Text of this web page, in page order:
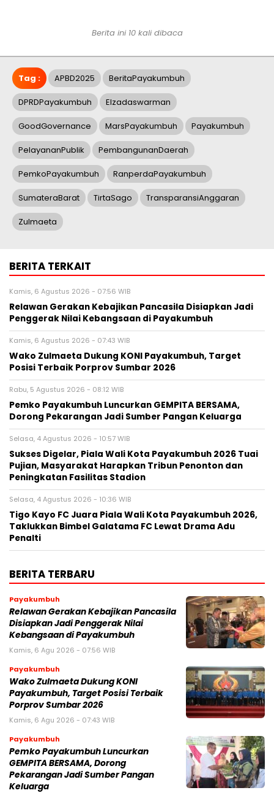
Berita ini 10 kali dibaca
Tag : APBD2025 BeritaPayakumbuh
DPRDPayakumbuh Elzadaswarman
GoodGovernance MarsPayakumbuh Payakumbuh
PelayananPublik PembangunanDaerah
PemkoPayakumbuh RanperdaPayakumbuh
SumateraBarat TirtaSago TransparansiAnggaran
Zulmaeta
BERITA TERKAIT
Kamis, 6 Agustus 2026 - 07:56 WIB
Relawan Gerakan Kebajikan Pancasila Disiapkan Jadi
Penggerak Nilai Kebangsaan di Payakumbuh
Kamis, 6 Agustus 2026 - 07:43 WIB
Wako Zulmaeta Dukung KONI Payakumbuh, Target
Posisi Terbaik Porprov Sumbar 2026
Rabu, 5 Agustus 2026 - 08:12 WIB
Pemko Payakumbuh Luncurkan GEMPITA BERSAMA,
Dorong Pekarangan Jadi Sumber Pangan Keluarga
Selasa, 4 Agustus 2026 - 10:57 WIB
Sukses Digelar, Piala Wali Kota Payakumbuh 2026 Tuai
Pujian, Masyarakat Harapkan Tribun Penonton dan
Peningkatan Fasilitas Stadion
Selasa, 4 Agustus 2026 - 10:36 WIB
Tigo Kayo FC Juara Piala Wali Kota Payakumbuh 2026,
Taklukkan Bimbel Galatama FC Lewat Drama Adu
Penalti
BERITA TERBARU
Payakumbuh
Relawan Gerakan Kebajikan Pancasila
Disiapkan Jadi Penggerak Nilai
Kebangsaan di Payakumbuh
Kamis, 6 Agu 2026 - 07:56 WIB
Payakumbuh
Wako Zulmaeta Dukung KONI
Payakumbuh, Target Posisi Terbaik
Porprov Sumbar 2026
Kamis, 6 Agu 2026 - 07:43 WIB
Payakumbuh
Pemko Payakumbuh Luncurkan
GEMPITA BERSAMA, Dorong
Pekarangan Jadi Sumber Pangan
Keluarga